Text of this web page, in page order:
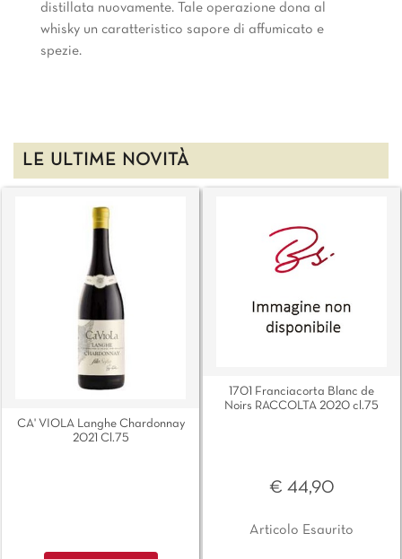
distillata nuovamente. Tale operazione dona al
whisky un caratteristico sapore di affumicato e
spezie.
LE ULTIME NOVITÀ
CA' VIOLA Langhe Chardonnay
2021 Cl.75
1701 Franciacorta Blanc de
Noirs RACCOLTA 2020 cl.75
€ 44,90
Articolo Esaurito